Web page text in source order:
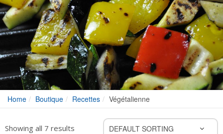
Home Boutique Recettes Végétalienne
Showing all 7 results